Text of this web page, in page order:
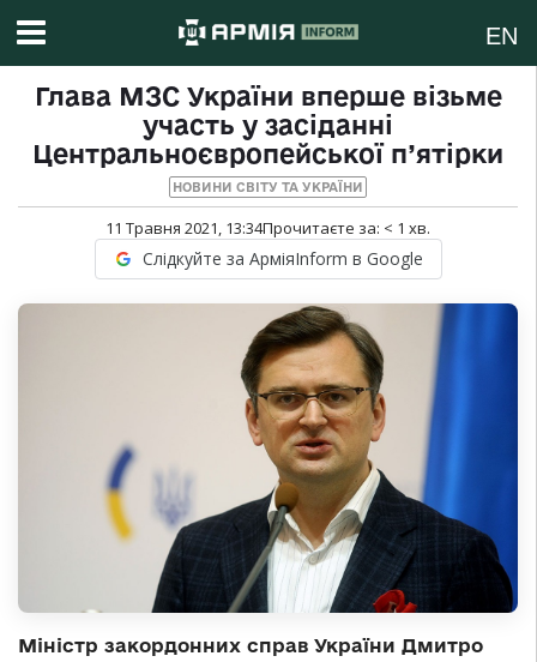
EN
Глава МЗС України вперше візьме
участь у засіданні
Центральноєвропейської п’ятірки
НОВИНИ СВІТУ ТА УКРАЇНИ
11 Травня 2021, 13:34Прочитаєте за: < 1 хв.
Слідкуйте за АрміяInform в Google
Міністр закордонних справ України Дмитро